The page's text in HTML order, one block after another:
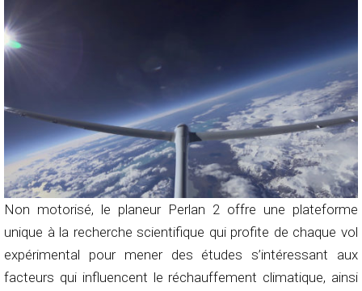
Non motorisé, le planeur Perlan 2 offre une plateforme
unique à la recherche scientifique qui profite de chaque vol
expérimental pour mener des études s’intéressant aux
facteurs qui influencent le réchauffement climatique, ainsi